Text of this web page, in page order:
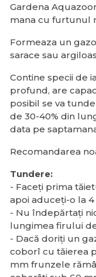
Gardena
mana cu furtunul
Formeaza un
sarace sau
Contine specii de
profund, are
posibil se va
de 30-40% din
data pe
Recomandarea
Tundere:
- Faceți prima
apoi aduceți-o la 4
- Nu îndepărtați
lungimea firului
- Dacă doriți un
coborî cu tăierea
mm frunzele